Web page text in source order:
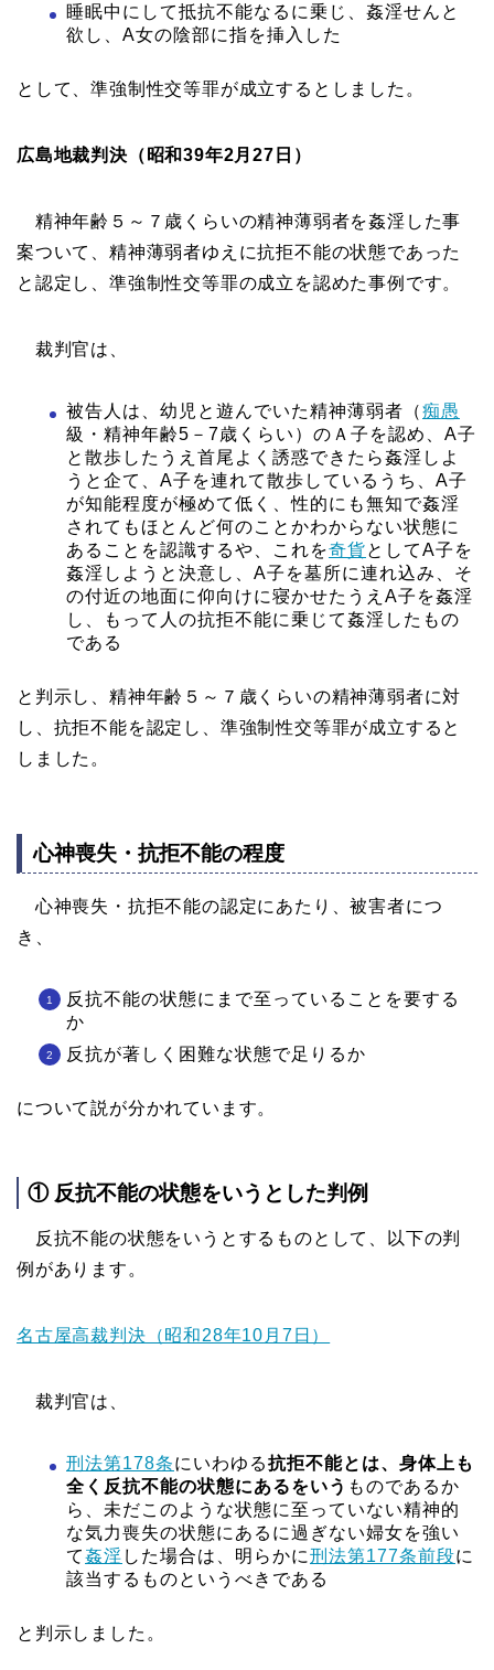
睡眠中にして抵抗不能なるに乗じ、姦淫せんと
欲し、A女の陰部に指を挿入した
として、準強制性交等罪が成立するとしました。
広島地裁判決（昭和39年2月27日）
精神年齢５～７歳くらいの精神薄弱者を姦淫した事
案ついて、精神薄弱者ゆえに抗拒不能の状態であった
と認定し、準強制性交等罪の成立を認めた事例です。
裁判官は、
被告人は、幼児と遊んでいた精神薄弱者（痴愚
級・精神年齢5－7歳くらい）のＡ子を認め、A子
と散歩したうえ首尾よく誘惑できたら姦淫しよ
うと企て、A子を連れて散歩しているうち、A子
が知能程度が極めて低く、性的にも無知で姦淫
されてもほとんど何のことかわからない状態に
あることを認識するや、これを奇貨としてA子を
姦淫しようと決意し、A子を墓所に連れ込み、そ
の付近の地面に仰向けに寝かせたうえA子を姦淫
し、もって人の抗拒不能に乗じて姦淫したもの
である
と判示し、精神年齢５～７歳くらいの精神薄弱者に対
し、抗拒不能を認定し、準強制性交等罪が成立すると
しました。
心神喪失・抗拒不能の程度
心神喪失・抗拒不能の認定にあたり、被害者につ
き、
反抗不能の状態にまで至っていることを要する
か
反抗が著しく困難な状態で足りるか
について説が分かれています。
① 反抗不能の状態をいうとした判例
反抗不能の状態をいうとするものとして、以下の判
例があります。
名古屋高裁判決（昭和28年10月7日）
裁判官は、
刑法第178条にいわゆる抗拒不能とは、身体上も
全く反抗不能の状態にあるをいう ものであるか
ら、未だこのような状態に至っていない精神的
な気力喪失の状態にあるに過ぎない婦女を強い
て姦淫 した場合は、明らかに刑法第177条前段に
該当するものというべきである
と判示しました。